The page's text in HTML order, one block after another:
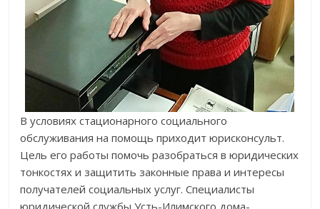
В условиях стационарного социального
обслуживания на помощь приходит юрисконсульт.
Цель его работы помочь разобраться в юридических
тонкостях и защитить законные права и интересы
получателей социальных услуг. Специалисты
юридической службы Усть-Илимского дома-